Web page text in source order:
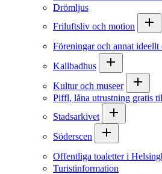
Drömljus
Friluftsliv och motion
Föreningar och annat ideellt
Kallbadhus
Kultur och museer
Piffl, låna utrustning gratis
Stadsarkivet
Söderscen
Offentliga toaletter i
Turistinformation